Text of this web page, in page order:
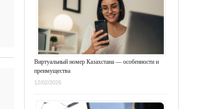
Виртуальный номер Казахстана — особенности и
преимущества
12/02/2026